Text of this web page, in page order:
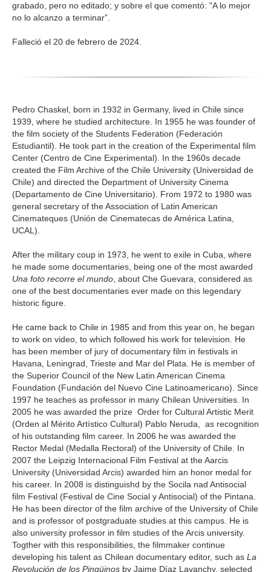
grabado, pero no editado; y sobre el que comentó: "A lo mejor
no lo alcanzo a terminar”.
Falleció el 20 de febrero de 2024.
Pedro Chaskel, born in 1932 in Germany, lived in Chile since
1939, where he studied architecture. In 1955 he was founder of
the film society of the Students Federation (Federación
Estudiantil). He took part in the creation of the Experimental film
Center (Centro de Cine Experimental). In the 1960s decade
created the Film Archive of the Chile University (Universidad de
Chile) and directed the Department of University Cinema
(Departamento de Cine Universitario). From 1972 to 1980 was
general secretary of the Association of Latin American
Cinemateques (Unión de Cinematecas de América Latina,
UCAL).
After the military coup in 1973, he went to exile in Cuba, where
he made some documentaries, being one of the most awarded
Una foto recorre el mundo , about Che Guevara, considered as
one of the best documentaries ever made on this legendary
historic figure.
He came back to Chile in 1985 and from this year on, he began
to work on video, to which followed his work for television. He
has been member of jury of documentary film in festivals in
Havana, Leningrad, Trieste and Mar del Plata. He is member of
the Superior Council of the New Latin American Cinema
Foundation (Fundación del Nuevo Cine Latinoamericano). Since
1997 he teaches as professor in many Chilean Universities. In
2005 he was awarded the prize Order for Cultural Artistic Merit
(Orden al Mérito Artístico Cultural) Pablo Neruda, as recognition
of his outstanding film career. In 2006 he was awarded the
Rector Medal (Medalla Rectoral) of the University of Chile. In
2007 the Leipzig Internacional Film Festival at the Aarcis
University (Universidad Arcis) awarded him an honor medal for
his career. In 2008 is distinguishd by the Socila nad Antisocial
film Festival (Festival de Cine Social y Antisocial) of the Pintana.
He has been director of the film archive of the University of Chile
and is professor of postgraduate studies at this campus. He is
also university professor in film studies of the Arcis university.
Togther with this responsibilities, the filmmaker continue
developing his talent as Chilean documentary editor, such as La
Revolución de los Pingüinos by Jaime Díaz Lavanchy, selected